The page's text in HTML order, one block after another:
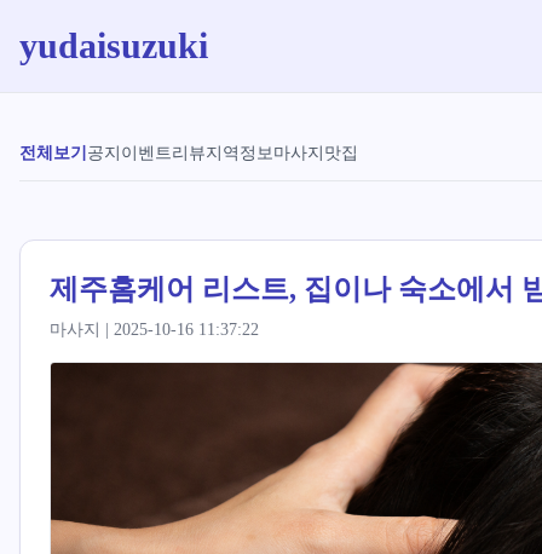
yudaisuzuki
전체보기 공지 이벤트리뷰지역정보마사지 맛집
제주홈케어 리스트, 집이나 숙소에서
마사지 | 2025-10-16 11:37:22